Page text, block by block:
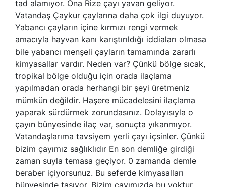
tad alamıyor. Ona Rize çayı yavan geliyor.
Vatandaş Çaykur çaylarına daha çok ilgi duyuyor.
Yabancı çayların içine kırmızı rengi vermek
amacıyla hayvan kanı karıştırıldığı iddiaları olmasa
bile yabancı menşeli çayların tamamında zararlı
kimyasallar vardır. Neden var? Çünkü bölge sıcak,
tropikal bölge olduğu için orada ilaçlama
yapılmadan orada herhangi bir şeyi üretmeniz
mümkün değildir. Haşere mücadelesini ilaçlama
yaparak sürdürmek zorundasınız. Dolayısıyla o
çayın bünyesinde ilaç var, sonuçta yıkanmıyor.
Vatandaşlarıma tavsiyem yerli çayı içsinler. Çünkü
bizim çayımız sağlıklıdır En son demliğe girdiği
zaman suyla temasa geçiyor. 0 zamanda demle
beraber içiyorsunuz. Bu seferde kimyasalları
bünyesinde taşıyor. Bizim çayımızda bu yoktur.